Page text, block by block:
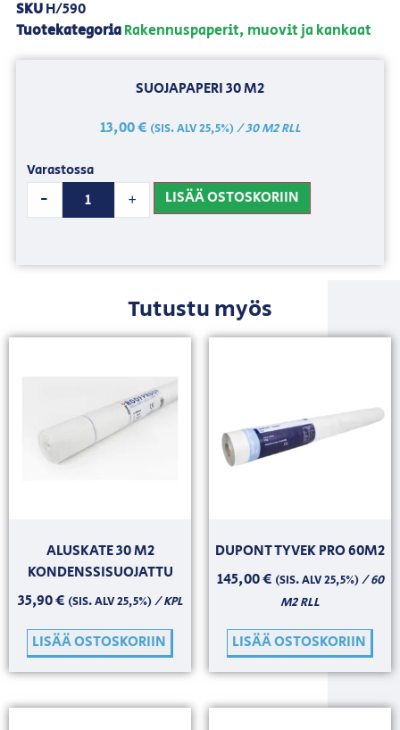
SKUH/590
TuotekategoriaRakennuspaperit, muovit ja kankaat
SUOJAPAPERI 30 M2
13,00€ (SIS. ALV 25,5%)/ 30 M2 RLL
Varastossa
- + LISÄÄ OSTOSKORIIN
Tutustu myös
ALUSKATE 30 M2
KONDENSSISUOJATTU
35,90€ (SIS. ALV 25,5%)/ KPL
LISÄÄ OSTOSKORIIN
DUPONT TYVEK PRO 60M2
145,00€ (SIS. ALV 25,5%)/ 60
M2 RLL
LISÄÄ OSTOSKORIIN